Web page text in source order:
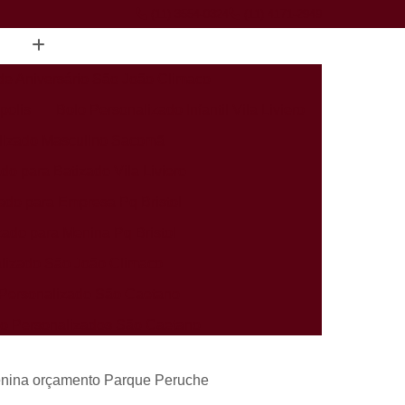
Perto de Mim Heliópolis
orçamento Parque Peruche